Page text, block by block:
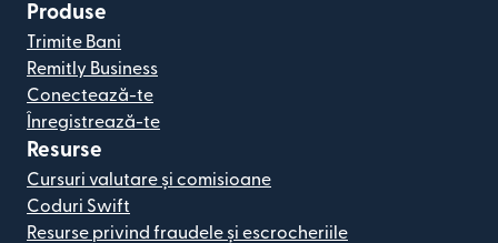
Produse
Trimite Bani
Remitly Business
Conectează-te
Înregistrează-te
Resurse
Cursuri valutare și comisioane
Coduri Swift
Resurse privind fraudele și escrocheriile